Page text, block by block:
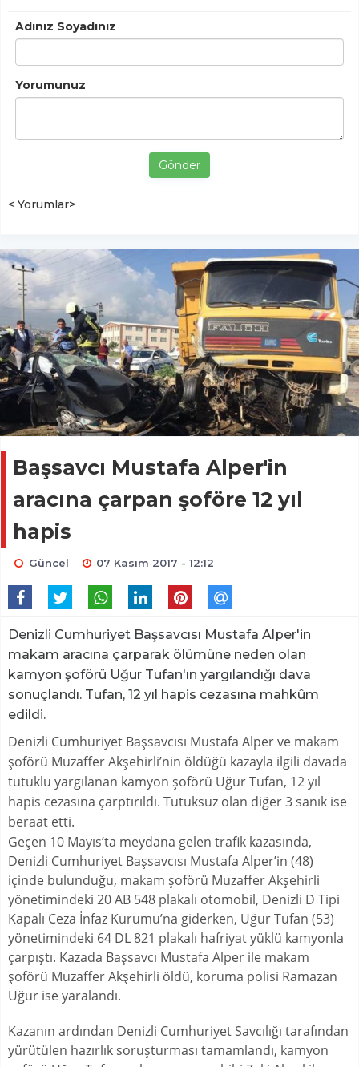
Adınız Soyadınız
Yorumunuz
Gönder
< Yorumlar>
Başsavcı Mustafa Alper'in
aracına çarpan şoföre 12 yıl
hapis
Güncel 07 Kasım 2017 - 12:12
Denizli Cumhuriyet Başsavcısı Mustafa Alper'in
makam aracına çarparak ölümüne neden olan
kamyon şoförü Uğur Tufan'ın yargılandığı dava
sonuçlandı. Tufan, 12 yıl hapis cezasına mahkûm
edildi.
Denizli Cumhuriyet Başsavcısı Mustafa Alper ve makam
şoförü Muzaffer Akşehirli’nin öldüğü kazayla ilgili davada
tutuklu yargılanan kamyon şoförü Uğur Tufan, 12 yıl
hapis cezasına çarptırıldı. Tutuksuz olan diğer 3 sanık ise
beraat etti.
Geçen 10 Mayıs’ta meydana gelen trafik kazasında,
Denizli Cumhuriyet Başsavcısı Mustafa Alper’in (48)
içinde bulunduğu, makam şoförü Muzaffer Akşehirli
yönetimindeki 20 AB 548 plakalı otomobil, Denizli D Tipi
Kapalı Ceza İnfaz Kurumu’na giderken, Uğur Tufan (53)
yönetimindeki 64 DL 821 plakalı hafriyat yüklü kamyonla
çarpıştı. Kazada Başsavcı Mustafa Alper ile makam
şoförü Muzaffer Akşehirli öldü, koruma polisi Ramazan
Uğur ise yaralandı.
Kazanın ardından Denizli Cumhuriyet Savcılığı tarafından
yürütülen hazırlık soruşturması tamamlandı, kamyon